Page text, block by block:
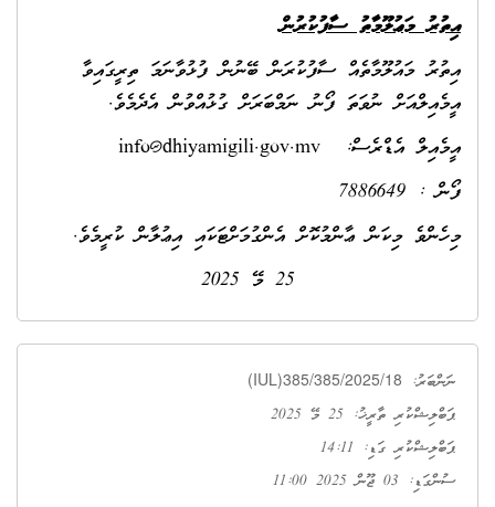
އިތުރު މަޢުލޫމާތު ސާފުކުރުން
އިތުރު މައުލޫމާތެއް ސާފުކުރަން ބޭނުން ފުޅުވާނަމަ ތިރީގައިވާ
އީމެއިލްއަށް ނުވަތަ ފޯނު ނަމްބަރަށް ގުޅުއްވުން އެދެމެވެ.
އީމެއިލް އެޑްރެސް: info@dhiyamigili.gov.mv
ފޯން : 7886649
މިހެންވެ މިކަން ޢާންމުކޮށް އެންގުމަށްޓަކައި އިޢުލާން ކުރީމެވެ.
25 މޭ 2025
ނަންބަރު: (IUL)385/385/2025/18
ޕަބްލިޝްކުރި ތާރީޚު: 25 މޭ 2025
ޕަބްލިޝްކުރި ގަޑި: 14:11
ސުންގަޑި: 03 ޖޫން 2025 11:00